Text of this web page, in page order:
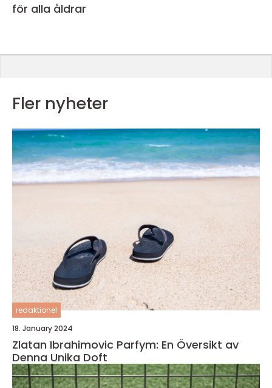
för alla åldrar
Fler nyheter
redaktionel
18. January 2024
Zlatan Ibrahimovic Parfym: En Översikt av
Denna Unika Doft